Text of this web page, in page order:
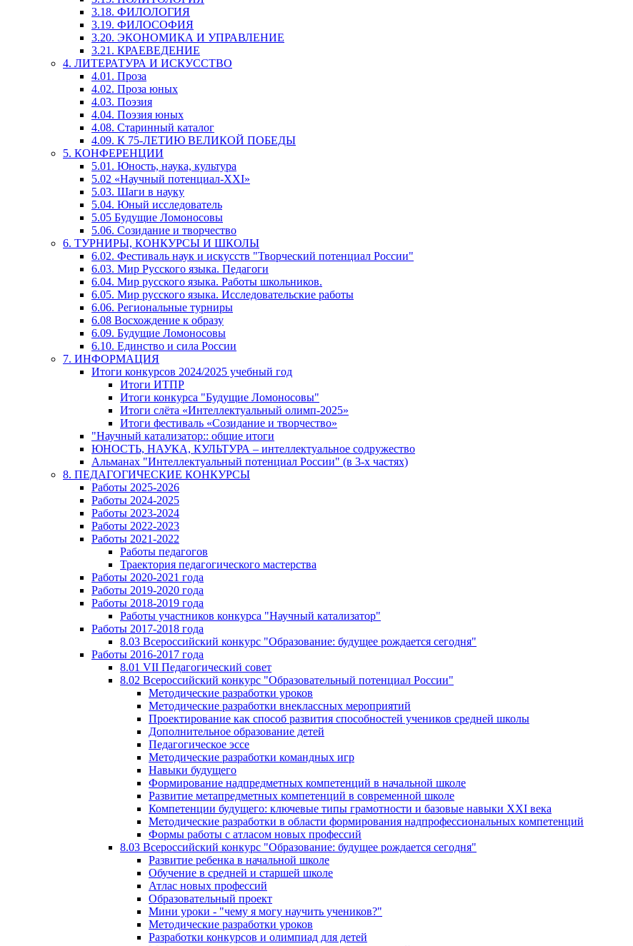
3.18. ФИЛОЛОГИЯ
3.19. ФИЛОСОФИЯ
3.20. ЭКОНОМИКА И УПРАВЛЕНИЕ
3.21. КРАЕВЕДЕНИЕ
4. ЛИТЕРАТУРА И ИСКУССТВО
4.01. Проза
4.02. Проза юных
4.03. Поэзия
4.04. Поэзия юных
4.08. Старинный каталог
4.09. К 75-ЛЕТИЮ ВЕЛИКОЙ ПОБЕДЫ
5. КОНФЕРЕНЦИИ
5.01. Юность, наука, культура
5.02 «Научный потенциал-XXI»
5.03. Шаги в науку
5.04. Юный исследователь
5.05 Будущие Ломоносовы
5.06. Созидание и творчество
6. ТУРНИРЫ, КОНКУРСЫ И ШКОЛЫ
6.02. Фестиваль наук и искусств "Творческий потенциал России"
6.03. Мир Русского языка. Педагоги
6.04. Мир русского языка. Работы школьников.
6.05. Мир русского языка. Исследовательские работы
6.06. Региональные турниры
6.08 Восхождение к образу
6.09. Будущие Ломоносовы
6.10. Единство и сила России
7. ИНФОРМАЦИЯ
Итоги конкурсов 2024/2025 учебный год
Итоги ИТПР
Итоги конкурса "Будущие Ломоносовы"
Итоги слёта «Интеллектуальный олимп-2025»
Итоги фестиваль «Созидание и творчество»
"Научный катализатор:: общие итоги
ЮНОСТЬ, НАУКА, КУЛЬТУРА – интеллектуальное содружество
Альманах "Интеллектуальный потенциал России" (в 3-х частях)
8. ПЕДАГОГИЧЕСКИЕ КОНКУРСЫ
Работы 2025-2026
Работы 2024-2025
Работы 2023-2024
Работы 2022-2023
Работы 2021-2022
Работы педагогов
Траектория педагогического мастерства
Работы 2020-2021 года
Работы 2019-2020 года
Работы 2018-2019 года
Работы участников конкурса "Научный катализатор"
Работы 2017-2018 года
8.03 Всероссийский конкурс "Образование: будущее рождается сегодня"
Работы 2016-2017 года
8.01 VII Педагогический совет
8.02 Всероссийский конкурс "Образовательный потенциал России"
Методические разработки уроков
Методические разработки внеклассных мероприятий
Проектирование как способ развития способностей учеников средней школы
Дополнительное образование детей
Педагогическое эссе
Методические разработки командных игр
Навыки будущего
Формирование надпредметных компетенций в начальной школе
Развитие метапредметных компетенций в современной школе
Компетенции будущего: ключевые типы грамотности и базовые навыки XXI века
Методические разработки в области формирования надпрофессиональных компетенций
Формы работы с атласом новых профессий
8.03 Всероссийский конкурс "Образование: будущее рождается сегодня"
Развитие ребенка в начальной школе
Обучение в средней и старшей школе
Атлас новых профессий
Образовательный проект
Мини уроки - "чему я могу научить учеников?"
Методические разработки уроков
Разработки конкурсов и олимпиад для детей